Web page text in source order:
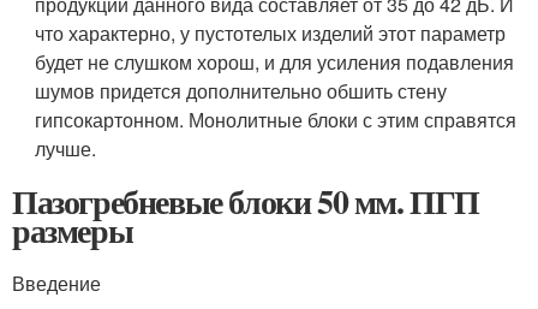
что характерно, у пустотелых изделий этот параметр
будет не слушком хорош, и для усиления подавления
шумов придется дополнительно обшить стену
гипсокартонном. Монолитные блоки с этим справятся
лучше.
Пазогребневые блоки 50 мм. ПГП
размеры
Введение